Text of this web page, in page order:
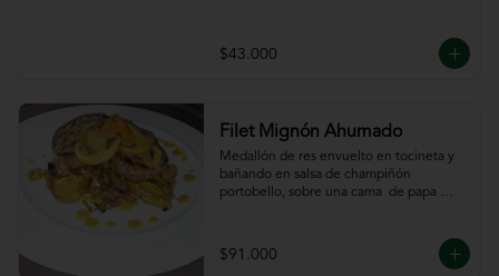
$43.000
Filet Mignón Ahumado
Medallón de res envuelto en tocineta y
bañando en salsa de champiñón
portobello, sobre una cama  de papa
$91.000